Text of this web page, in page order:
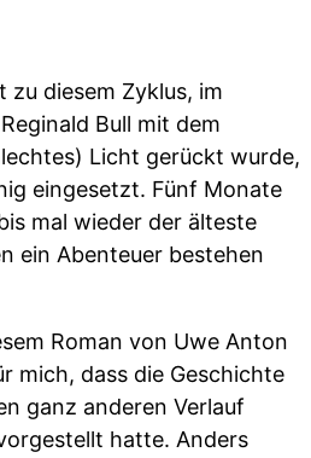
zu diesem Zyklus, im
Bull mit dem
Licht gerückt wurde,
eingesetzt. Fünf Monate
mal wieder der älteste
ein Abenteuer bestehen
Roman von Uwe Anton
mich, dass die Geschichte
ganz anderen Verlauf
hatte. Anders